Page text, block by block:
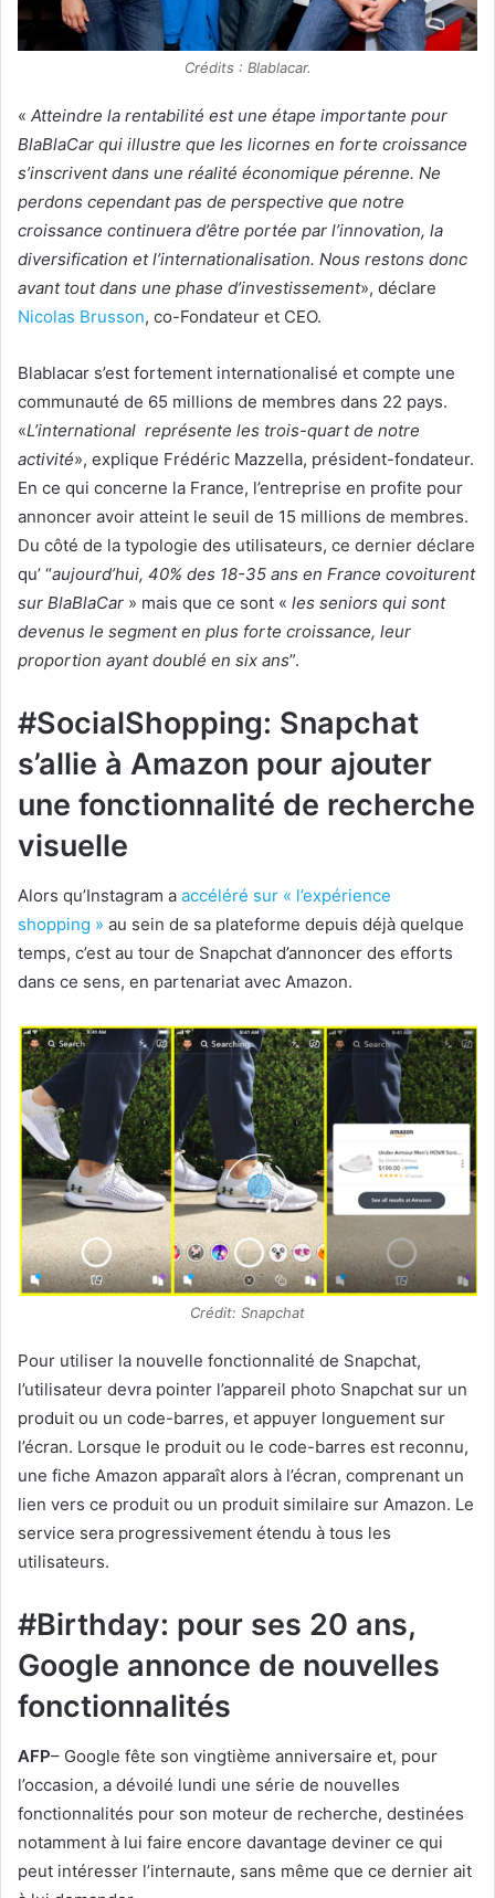
Crédits : Blablacar.
« Atteindre la rentabilité est une étape importante pour
BlaBlaCar qui illustre que les licornes en forte croissance
s’inscrivent dans une réalité économique pérenne. Ne
perdons cependant pas de perspective que notre
croissance continuera d’être portée par l’innovation, la
diversification et l’internationalisation. Nous restons donc
avant tout dans une phase d’investissement», déclare
Nicolas Brusson, co-Fondateur et CEO.
Blablacar s’est fortement internationalisé et compte une
communauté de 65 millions de membres dans 22 pays.
«L’international représente les trois-quart de notre
activité», explique Frédéric Mazzella, président-fondateur.
En ce qui concerne la France, l’entreprise en profite pour
annoncer avoir atteint le seuil de 15 millions de membres.
Du côté de la typologie des utilisateurs, ce dernier déclare
qu’ “aujourd’hui, 40% des 18-35 ans en France covoiturent
sur BlaBlaCar » mais que ce sont « les seniors qui sont
devenus le segment en plus forte croissance, leur
proportion ayant doublé en six ans”.
#SocialShopping: Snapchat
s’allie à Amazon pour ajouter
une fonctionnalité de recherche
visuelle
Alors qu’Instagram a accéléré sur « l’expérience
shopping » au sein de sa plateforme depuis déjà quelque
temps, c’est au tour de Snapchat d’annoncer des efforts
dans ce sens, en partenariat avec Amazon.
Crédit: Snapchat
Pour utiliser la nouvelle fonctionnalité de Snapchat,
l’utilisateur devra pointer l’appareil photo Snapchat sur un
produit ou un code-barres, et appuyer longuement sur
l’écran. Lorsque le produit ou le code-barres est reconnu,
une fiche Amazon apparaît alors à l’écran, comprenant un
lien vers ce produit ou un produit similaire sur Amazon. Le
service sera progressivement étendu à tous les
utilisateurs.
#Birthday: pour ses 20 ans,
Google annonce de nouvelles
fonctionnalités
AFP– Google fête son vingtième anniversaire et, pour
l’occasion, a dévoilé lundi une série de nouvelles
fonctionnalités pour son moteur de recherche, destinées
notamment à lui faire encore davantage deviner ce qui
peut intéresser l’internaute, sans même que ce dernier ait